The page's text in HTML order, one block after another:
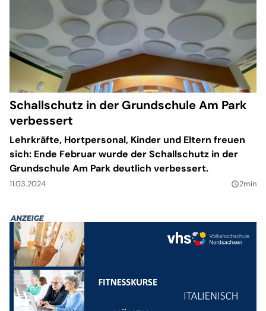
Schallschutz in der Grundschule Am Park
verbessert
Lehrkräfte, Hortpersonal, Kinder und Eltern freuen
sich: Ende Februar wurde der Schallschutz in der
Grundschule Am Park deutlich verbessert.
11.03.2024 query_builder2min